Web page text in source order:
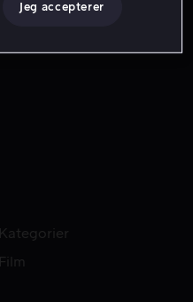
Kategorier
Film
Jeg accepterer